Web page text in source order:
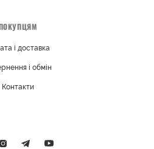
і доставка
і обмін
Контакти